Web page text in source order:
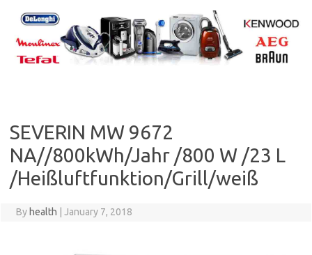
content
SEVERIN MW 9672
NA//800kWh/Jahr /800 W /23 L
/Heißluftfunktion/Grill/weiß
By health January 7, 2018